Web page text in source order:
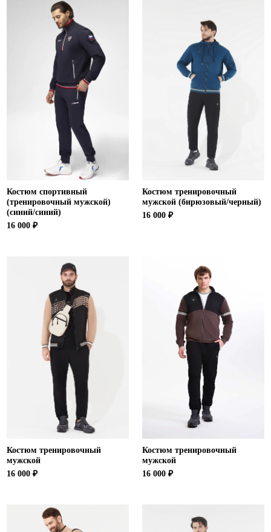
Костюм спортивный
(тренировочный мужской)
(синий/синий)
16 000 ₽
Костюм тренировочный
мужской (бирюзовый/черный)
16 000 ₽
Костюм тренировочный
мужской
16 000 ₽
Костюм тренировочный
мужской
16 000 ₽